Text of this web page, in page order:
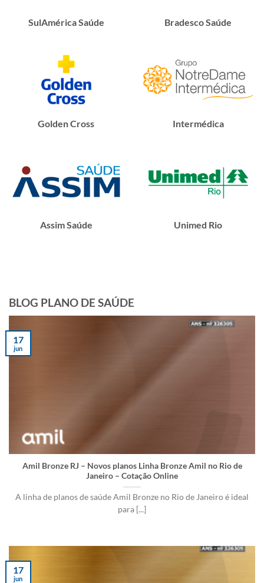
SulAmérica Saúde Bradesco Saúde
Golden Cross Intermédica
Assim Saúde Unimed Rio
BLOG PLANO DE SAÚDE
Amil Bronze RJ – Novos planos Linha Bronze Amil no Rio de
Janeiro – Cotação Online
A linha de planos de saúde Amil Bronze no Rio de Janeiro é ideal
para [...]
17
jun
17
jun